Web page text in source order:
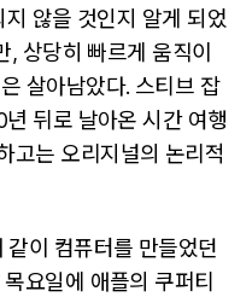
않을 것인지 알게 되었
상당히 빠르게 움직이
살아남았다. 스티브 잡
뒤로 날아온 시간 여행
고는 오리지널의 논리적
같이 컴퓨터를 만들었던
요일에 애플의 쿠퍼티